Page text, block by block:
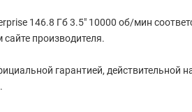
146.8 Гб 3.5" 10000 об/мин
производителя.
гарантией, действительной